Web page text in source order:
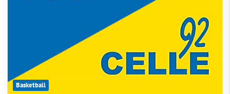
Basketball